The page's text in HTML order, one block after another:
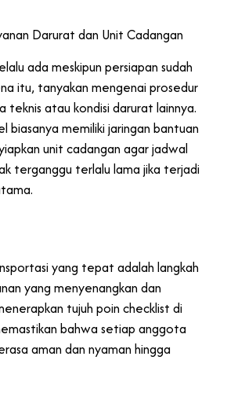
Darurat dan Unit Cadangan
ada meskipun persiapan sudah
itu, tanyakan mengenai prosedur
teknis atau kondisi darurat lainnya.
biasanya memiliki jaringan bantuan
unit cadangan agar jadwal
terganggu terlalu lama jika terjadi
yang tepat adalah langkah
yang menyenangkan dan
tujuh poin checklist di
bahwa setiap anggota
aman dan nyaman hingga